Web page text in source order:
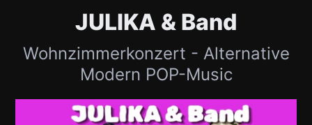
JULIKA & Band
Wohnzimmerkonzert - Alternative
Modern POP-Music